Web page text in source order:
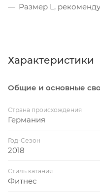
Размер L,
Характеристики
Общие и основные
Страна происхождения
Германия
Год-Сезон
2018
Стиль катания
Фитнес